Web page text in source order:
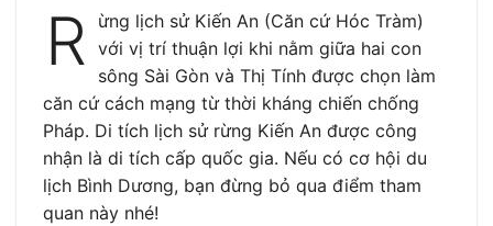
R
ừng lịch sử Kiến An (Căn cứ Hóc Tràm)
với vị trí thuận lợi khi nằm giữa hai con
sông Sài Gòn và Thị Tính được chọn làm
căn cứ cách mạng từ thời kháng chiến chống
Pháp. Di tích lịch sử rừng Kiến An được công
nhận là di tích cấp quốc gia. Nếu có cơ hội du
lịch Bình Dương, bạn đừng bỏ qua điểm tham
quan này nhé!